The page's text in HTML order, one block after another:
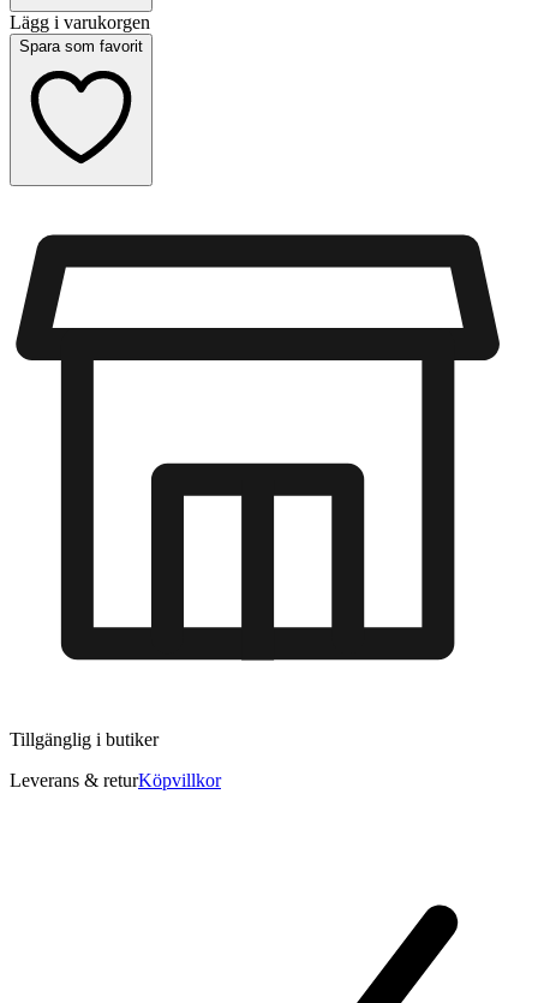
Lägg i varukorgen
Spara som favorit
Tillgänglig i butiker
Leverans & returKöpvillkor